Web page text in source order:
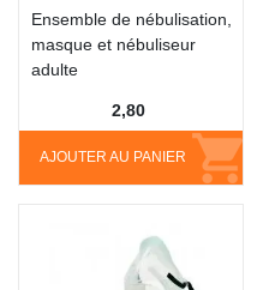
Ensemble de nébulisation,
masque et nébuliseur
adulte
AJOUTER AU PANIER
2,80